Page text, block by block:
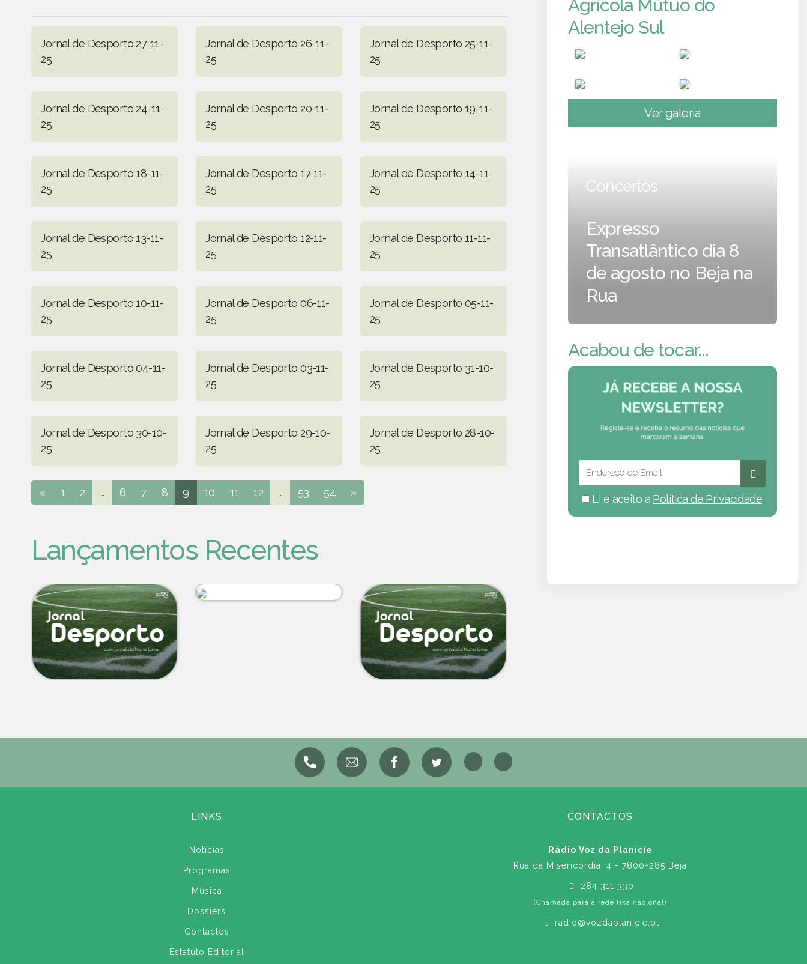
Jornal de Desporto 27-11-
25
Jornal de Desporto 26-11-
25
Jornal de Desporto 25-11-
25
Jornal de Desporto 24-11-
25
Jornal de Desporto 20-11-
25
Jornal de Desporto 19-11-
25
Jornal de Desporto 18-11-
25
Jornal de Desporto 17-11-
25
Jornal de Desporto 14-11-
25
Jornal de Desporto 13-11-
25
Jornal de Desporto 12-11-
25
Jornal de Desporto 11-11-
25
Jornal de Desporto 10-11-
25
Jornal de Desporto 06-11-
25
Jornal de Desporto 05-11-
25
Jornal de Desporto 04-11-
25
Jornal de Desporto 03-11-
25
Jornal de Desporto 31-10-
25
Jornal de Desporto 30-10-
25
Jornal de Desporto 29-10-
25
Jornal de Desporto 28-10-
25
« 1 2 ... 6 7 8 9 10 11 12 ... 53 54 »
Lançamentos Recentes
Agrícola Mútuo do
Alentejo Sul
Ver galeria
Concertos
Expresso
Transatlântico dia 8
de agosto no Beja na
Rua
Acabou de tocar...
Li e aceito a Política de Privacidade
LINKS
Notícias
Programas
Música
Dossiers
Contactos
Estatuto Editorial
CONTACTOS
Rádio Voz da Planície
Rua da Misericórdia, 4 - 7800-285 Beja
284 311 330
(Chamada para a rede fixa nacional)
radio@vozdaplanicie.pt